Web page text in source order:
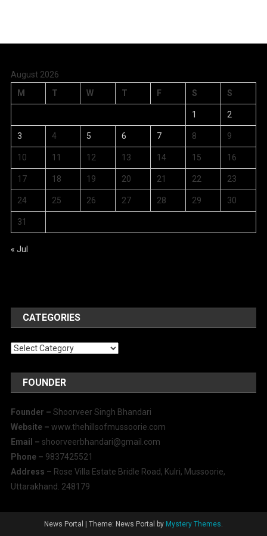
August 2026
M
T W T F S S
1 2
3 4 5 6 7 8 9
10 11 12 13 14 15 16
17 18 19 20 21 22 23
24 25 26 27 28 29 30
31
« Jul
CATEGORIES
Categories
FOUNDER
Founder – Shoorveer Singh Bhandari
Website – www.thehillsofmussoorie.com
Email – shoorveerbhandari@gmail.com
Phone – 9837425521
Address – Rose Villa Estate Bridle Road, Kulri, Mussoorie,
Uttarakhand. 248179
News Portal Theme: News Portal by Mystery Themes.